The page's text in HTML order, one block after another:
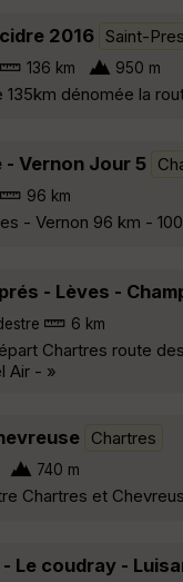
2016 Saint-
136 km 950 m
135km dénomée la
- Vernon Jour 5
96 km
- Vernon 96 km -
- Lèves -
6 km
Chartres route
Air - »
Chartres
740 m
Chartres et
Le coudray -